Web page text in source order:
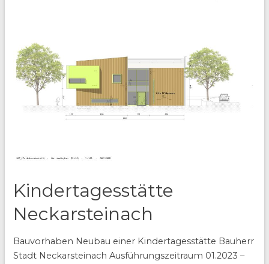
Kindertagesstätte
Neckarsteinach
Bauvorhaben Neubau einer Kindertagesstätte Bauherr
Stadt Neckarsteinach Ausführungszeitraum 01.2023 –